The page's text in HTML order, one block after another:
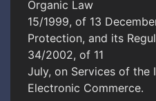
Organic Law
15/1999, of 13
Protection, and its
34/2002, of 11
July, on Services of the
Electronic Commerce.